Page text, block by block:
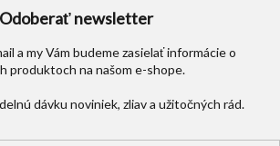
Odoberať newsletter
a my Vám budeme zasielať informácie o
produktoch na našom e-shope.